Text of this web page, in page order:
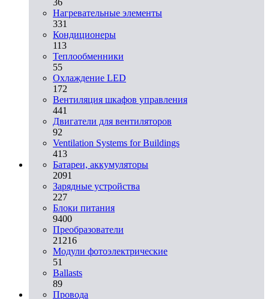
Нагревательные элементы
331
Кондиционеры
113
Теплообменники
55
Охлаждение LED
172
Вентиляция шкафов управления
441
Двигатели для вентиляторов
92
Ventilation Systems for Buildings
413
Батареи, аккумуляторы
2091
Зарядные устройства
227
Блоки питания
9400
Преобразователи
21216
Модули фотоэлектрические
51
Ballasts
89
Провода